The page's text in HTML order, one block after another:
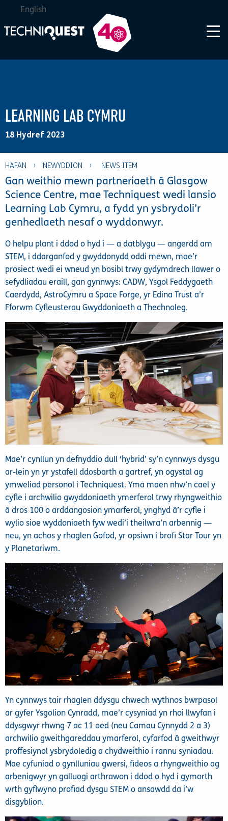
LEARNING LAB CYMRU
18 Hydref 2023
English
HAFAN › NEWYDDION ›
Gan weithio mewn partneriaeth â Glasgow
Science Centre, mae Techniquest wedi lansio
Learning Lab Cymru, a fydd yn ysbrydoli’r
genhedlaeth nesaf o wyddonwyr.
O helpu plant i ddod o hyd i — a datblygu — angerdd am
STEM, i ddarganfod y gwyddonydd oddi mewn, mae’r
prosiect wedi ei wneud yn bosibl trwy gydymdrech llawer o
sefydliadau eraill, gan gynnwys: CADW, Ysgol Feddygaeth
Caerdydd, AstroCymru a Space Forge, yr Edina Trust a’r
Fforwm Cyfleusterau Gwyddoniaeth a Thechnoleg.
Mae’r cynllun yn defnyddio dull ‘hybrid’ sy’n cynnwys dysgu
ar-lein yn yr ystafell ddosbarth a gartref, yn ogystal ag
ymweliad personol i Techniquest. Yma maen nhw’n cael y
cyfle i archwilio gwyddoniaeth ymerferol trwy rhyngweithio
â dros 100 o arddangosion ymarferol, ynghyd â’r cyfle i
wylio sioe wyddoniaeth fyw wedi’i theilwra’n arbennig —
neu, yn achos y rhaglen Gofod, yr opsiwn i brofi Star Tour yn
y Planetariwm.
Yn cynnwys tair rhaglen ddysgu chwech wythnos bwrpasol
ar gyfer Ysgolion Cynradd, mae’r cysyniad yn rhoi llwyfan i
ddysgwyr rhwng 7 ac 11 oed (neu Camau Cynnydd 2 a 3)
archwilio gweithgareddau ymarferol, cyfarfod â gweithwyr
proffesiynol ysbrydoledig a chydweithio i rannu syniadau.
Mae cyfuniad o gynlluniau gwersi, fideos a rhyngweithio ag
arbenigwyr yn galluogi arthrawon i ddod o hyd i gymorth
wrth gyflwyno profiad dysgu STEM o ansawdd da i’w
disgyblion.